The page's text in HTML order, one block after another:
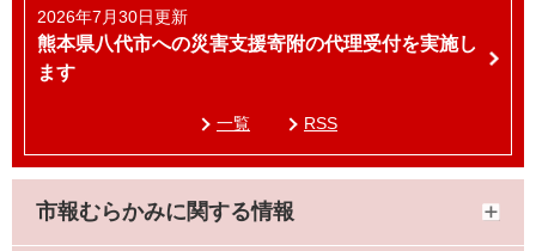
2026年7月30日更新
熊本県八代市への災害支援寄附の代理受付を実施し
ます
一覧 RSS
市報むらかみに関する情報